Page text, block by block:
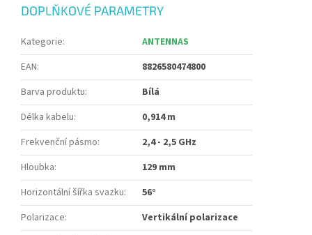
DOPLŇKOVÉ PARAMETRY
Kategorie:
ANTENNAS
EAN:
8826580474800
Barva produktu:
Bílá
Délka kabelu:
0,914 m
Frekvenční pásmo:
2,4 - 2,5 GHz
Hloubka:
129 mm
Horizontální šířka svazku:
56°
Polarizace:
Vertikální polarizace